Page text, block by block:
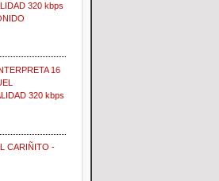
320 kbps
16
320 kbps
CARIÑITO -